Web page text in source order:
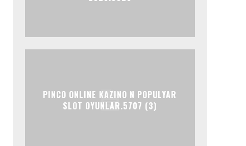
PINCO ONLINE KAZINO N POPULYAR
SLOT OYUNLAR.5707 (3)